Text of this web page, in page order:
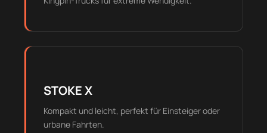
STOKE X
Kompakt und leicht, perfekt für Einsteiger oder
urbane Fahrten.